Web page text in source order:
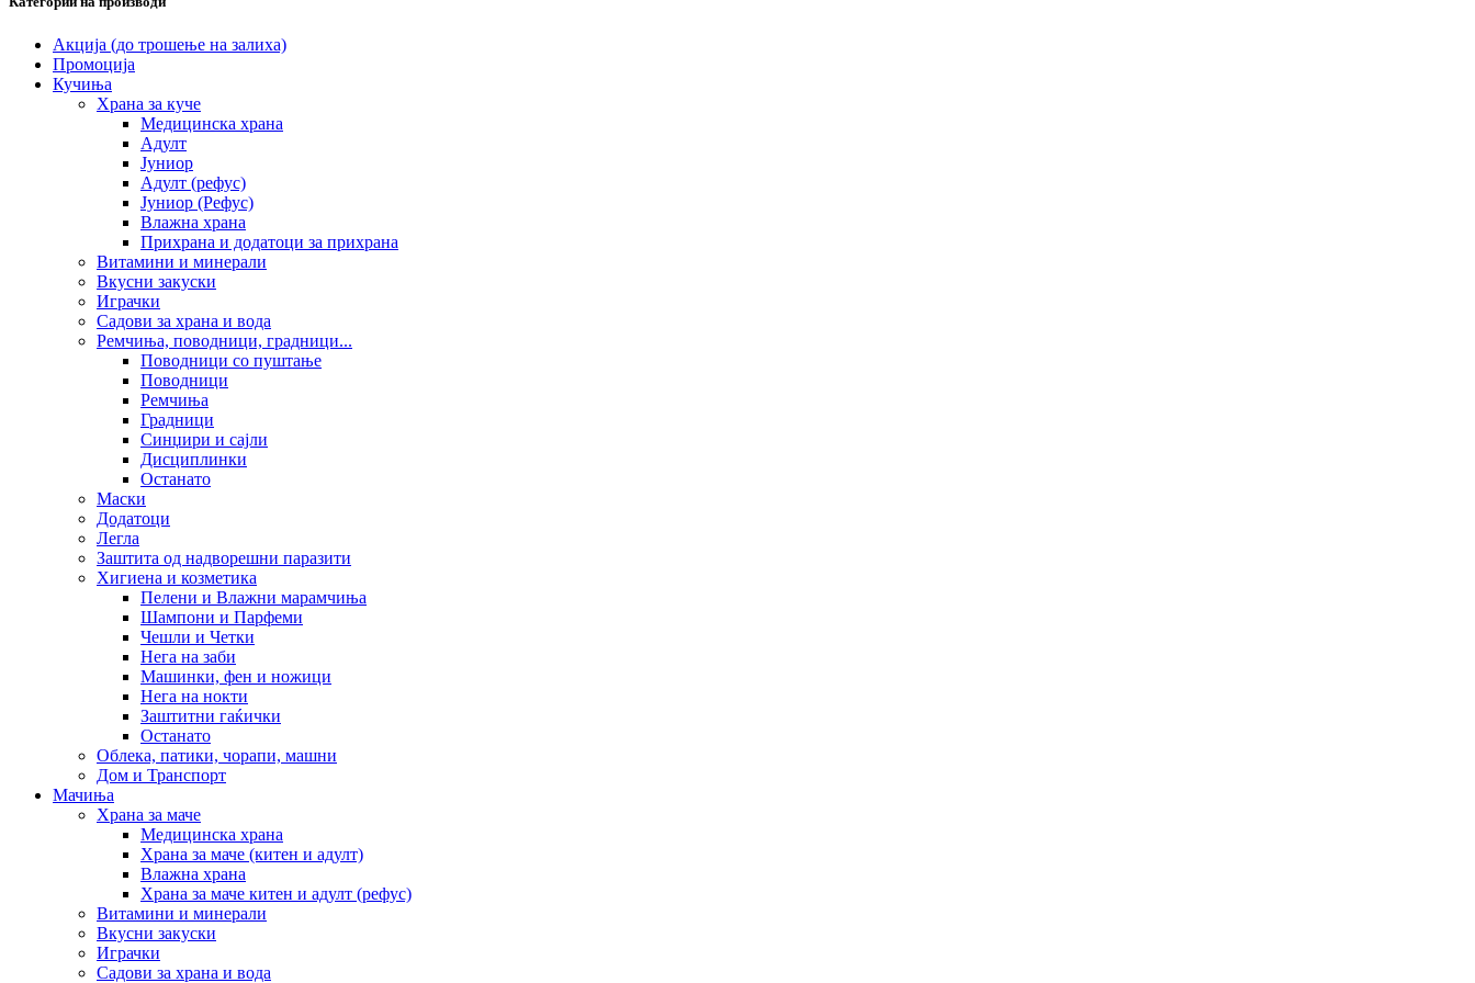
Акција (до трошење на залиха)
Промоција
Кучиња
Храна за куче
Медицинска храна
Адулт
Јуниор
Адулт (рефус)
Јуниор (Рефус)
Влажна храна
Прихрана и додатоци за прихрана
Витамини и минерали
Вкусни закуски
Играчки
Садови за храна и вода
Ремчиња, поводници, градници...
Поводници со пуштање
Поводници
Ремчиња
Градници
Синџири и сајли
Дисциплинки
Останато
Маски
Додатоци
Легла
Заштита од надворешни паразити
Хигиена и козметика
Пелени и Влажни марамчиња
Шампони и Парфеми
Чешли и Четки
Нега на заби
Машинки, фен и ножици
Нега на нокти
Заштитни гаќички
Останато
Облека, патики, чорапи, машни
Дом и Транспорт
Мачиња
Храна за маче
Медицинска храна
Храна за маче (китен и адулт)
Влажна храна
Храна за маче китен и адулт (рефус)
Витамини и минерали
Вкусни закуски
Играчки
Садови за храна и вода